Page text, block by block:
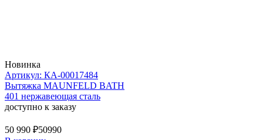
Новинка
Артикул: КА-00017484
Вытяжка MAUNFELD BATH
401 нержавеющая сталь
доступно к заказу
50 990 ₽50990